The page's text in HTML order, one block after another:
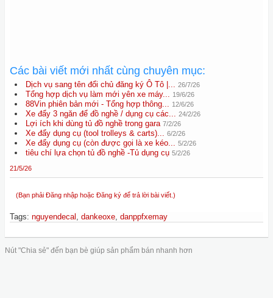
Các bài viết mới nhất cùng chuyên mục:
Dịch vụ sang tên đổi chủ đăng ký Ô Tô |... 26/7/26
Tổng hợp dịch vụ làm mới yên xe máy... 19/6/26
88Vin phiên bản mới - Tổng hợp thông... 12/6/26
Xe đẩy 3 ngăn để đồ nghề / dụng cụ các... 24/2/26
Lợi ích khi dùng tủ đồ nghề trong gara 7/2/26
Xe đẩy dụng cụ (tool trolleys & carts)... 6/2/26
Xe đẩy dụng cụ (còn được gọi là xe kéo... 5/2/26
tiêu chí lựa chọn tủ đồ nghề -Tủ dụng cụ 5/2/26
21/5/26
(Bạn phải Đăng nhập hoặc Đăng ký để trả lời bài viết.)
Tags: nguyendecal , dankeoxe, danppfxemay
Nút "Chia sẻ" đến bạn bè giúp sản phẩm bán nhanh hơn